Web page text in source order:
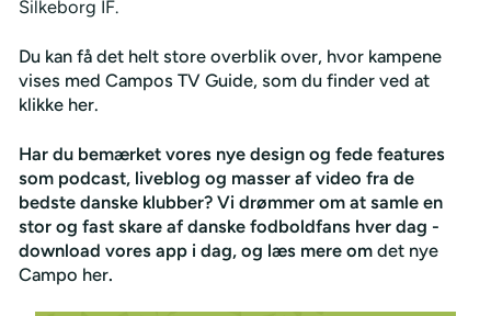
Silkeborg IF.
Du kan få det helt store overblik over, hvor kampene
vises med Campos TV Guide, som du finder ved at
klikke her.
Har du bemærket vores nye design og fede features
som podcast, liveblog og masser af video fra de
bedste danske klubber? Vi drømmer om at samle en
stor og fast skare af danske fodboldfans hver dag -
download vores app i dag, og læs mere om det nye
Campo her.